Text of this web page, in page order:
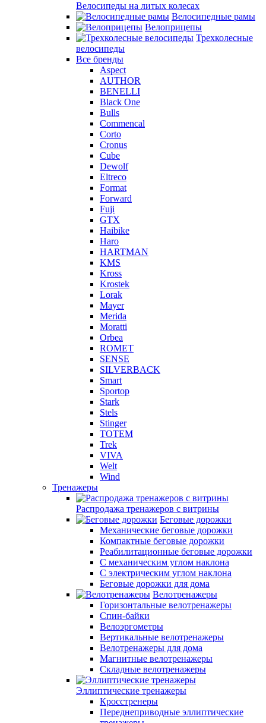
Велосипеды на литых колесах
Велосипедные рамы
Велоприцепы
Трехколесные
велосипеды
Все бренды
Aspect
AUTHOR
BENELLI
Black One
Bulls
Commencal
Corto
Cronus
Cube
Dewolf
Eltreco
Format
Forward
Fuji
GTX
Haibike
Haro
HARTMAN
KMS
Kross
Krostek
Lorak
Mayer
Merida
Moratti
Orbea
ROMET
SENSE
SILVERBACK
Smart
Sportop
Stark
Stels
Stinger
TOTEM
Trek
VIVA
Welt
Wind
Тренажеры
Распродажа тренажеров с витрины
Беговые дорожки
Механические беговые дорожки
Компактные беговые дорожки
Реабилитационные беговые дорожки
С механическим углом наклона
С электрическим углом наклона
Беговые дорожки для дома
Велотренажеры
Горизонтальные велотренажеры
Спин-байки
Велоэргометры
Вертикальные велотренажеры
Велотренажеры для дома
Магнитные велотренажеры
Складные велотренажеры
Эллиптические тренажеры
Кросстренеры
Переднеприводные эллиптические